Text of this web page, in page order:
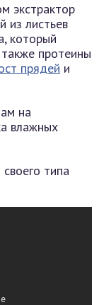
экстрактор
из листьев
который
протеины
прядей и
на
влажных
типа